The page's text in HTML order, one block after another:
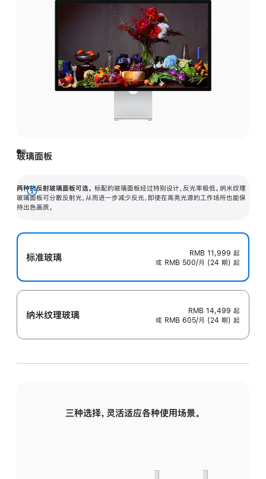
玻璃面板
两种抗反射玻璃面板可选。 标配的玻璃面板经过特别设计，反光率极低。纳米纹理
玻璃面板可分散反射光，从而进一步减少反光，即使在高亮光源的工作场所也能保
持出色画质。
展
开
标准玻璃 RMB 11,999 起
或 RMB 500/月 (24 期) 起
纳米纹理玻璃 RMB 14,499 起
或 RMB 605/月 (24 期) 起
三种选择，灵活适应各种使用场景。